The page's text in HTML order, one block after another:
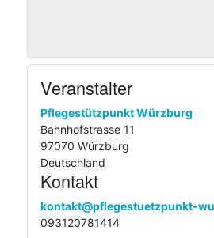
Veranstalter
Pflegestützpunkt Würzburg
Bahnhofstrasse 11
97070 Würzburg
Deutschland
Kontakt
kontakt@pflegestuetzpunkt-
093120781414